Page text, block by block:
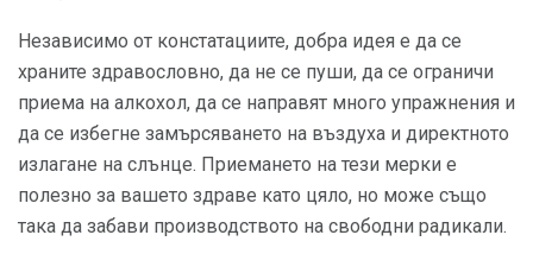
Независимо от констатациите, добра идея е да се
храните здравословно, да не се пуши, да се ограничи
приема на алкохол, да се направят много упражнения и
да се избегне замърсяването на въздуха и директното
излагане на слънце. Приемането на тези мерки е
полезно за вашето здраве като цяло, но може също
така да забави производството на свободни радикали.